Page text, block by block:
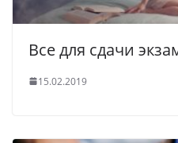
Все для сдачи
15.02.2019